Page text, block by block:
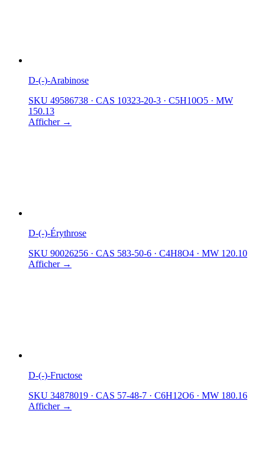
D-(-)-Arabinose
SKU 49586738 · CAS 10323-20-3 · C5H10O5 · MW
150.13
Afficher →
D-(-)-Érythrose
SKU 90026256 · CAS 583-50-6 · C4H8O4 · MW 120.10
Afficher →
D-(-)-Fructose
SKU 34878019 · CAS 57-48-7 · C6H12O6 · MW 180.16
Afficher →